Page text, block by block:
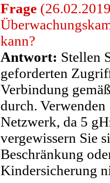
Frage
kann?
Antwort: Stellen
geforderten
Verbindung
durch.
Netzwerk, da 5
vergewissern Sie
Beschränkung
Kindersicherung